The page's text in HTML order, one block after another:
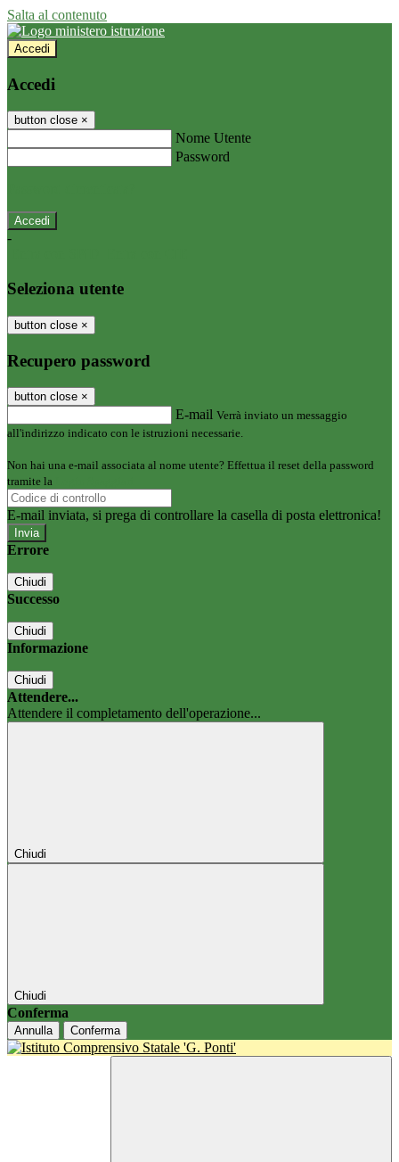
Salta al contenuto
Accedi
Accedi
button close ×
Nome Utente
Password
-
Seleziona utente
button close ×
Recupero password
button close ×
E-mail Verrà inviato un messaggio
all'indirizzo indicato con le istruzioni necessarie.
Non hai una e-mail associata al nome utente? Effettua il reset della password
tramite la
E-mail inviata, si prega di controllare la casella di posta elettronica!
Errore
Chiudi
Successo
Chiudi
Informazione
Chiudi
Attendere...
Attendere il completamento dell'operazione...
Chiudi
Chiudi
Conferma
Annulla Conferma